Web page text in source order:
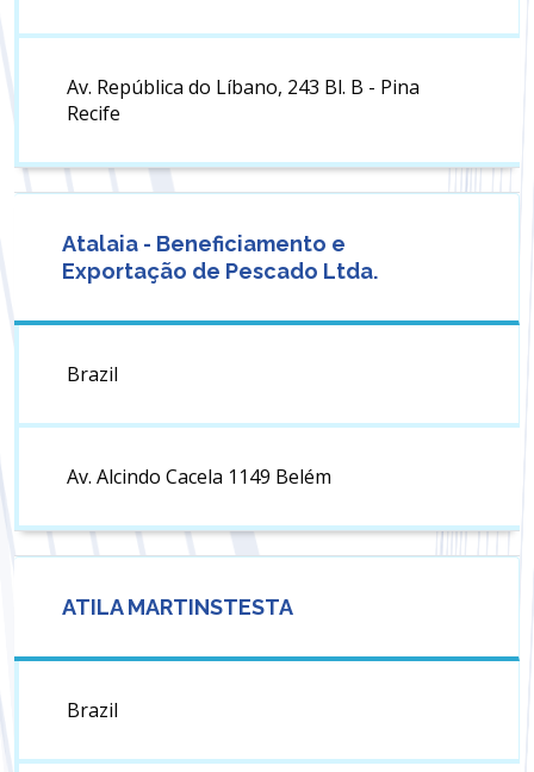
Av. República do Líbano, 243 Bl. B - Pina
Recife
Atalaia - Beneficiamento e
Exportação de Pescado Ltda.
Brazil
Av. Alcindo Cacela 1149 Belém
ATILA MARTINSTESTA
Brazil